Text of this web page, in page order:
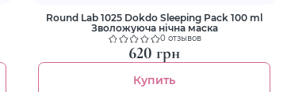
Round Lab 1025 Dokdo Sleeping Pack 100 ml
Зволожуюча нічна маска
0 отзывов
620 грн
Купить